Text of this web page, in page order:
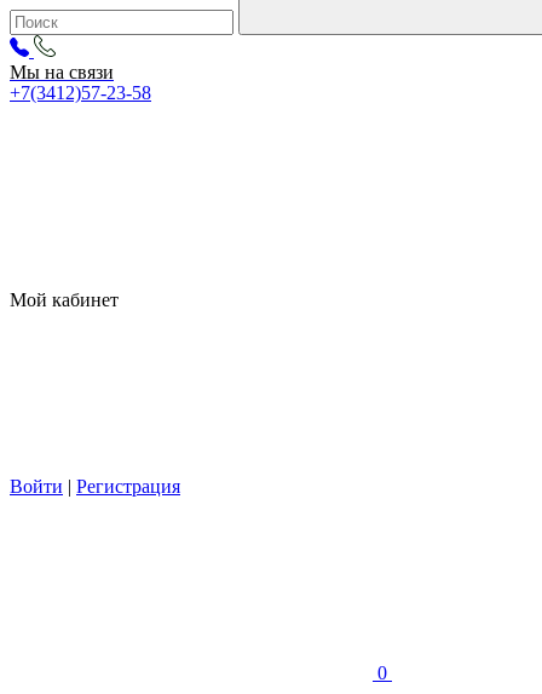
Мы на связи
+7(3412)57-23-58
Мой кабинет
Войти | Регистрация
0